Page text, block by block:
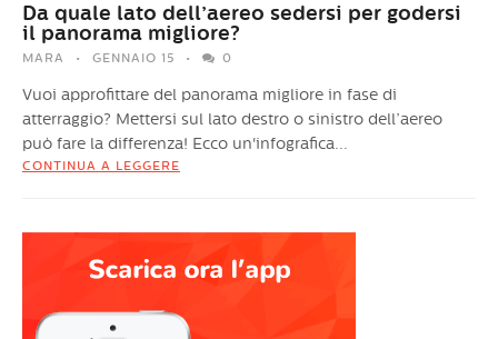
Da quale lato dell’aereo sedersi per godersi
il panorama migliore?
MARA GENNAIO 15 0
Vuoi approfittare del panorama migliore in fase di
atterraggio? Mettersi sul lato destro o sinistro dell’aereo
può fare la differenza! Ecco un'infografica...
CONTINUA A LEGGERE